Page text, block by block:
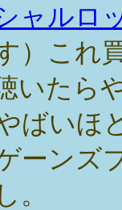
ャルロ
）これ
いたら
ばいほ
ーンズ
。